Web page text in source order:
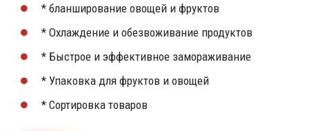
* бланширование овощей и фруктов
* Охлаждение и обезвоживание продуктов
* Быстрое и эффективное замораживание
* Упаковка для фруктов и овощей
* Сортировка товаров